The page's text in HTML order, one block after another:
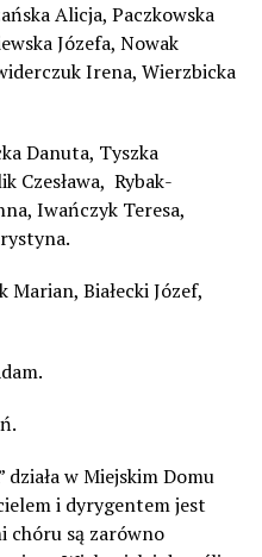
Alicja, Paczkowska
Józefa, Nowak
Irena, Wierzbicka
Danuta, Tyszka
Czesława, Rybak-
Iwańczyk Teresa,
Białecki Józef,
działa w Miejskim Domu
i dyrygentem jest
chóru są zarówno